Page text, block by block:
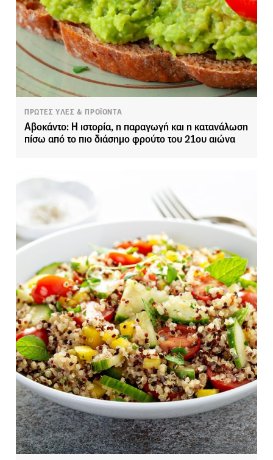
ΠΡΩΤΕΣ ΥΛΕΣ & ΠΡΟΪΟΝΤΑ
Αβοκάντο: Η ιστορία, η παραγωγή και η κατανάλωση
πίσω από το πιο διάσημο φρούτο του 21ου αιώνα